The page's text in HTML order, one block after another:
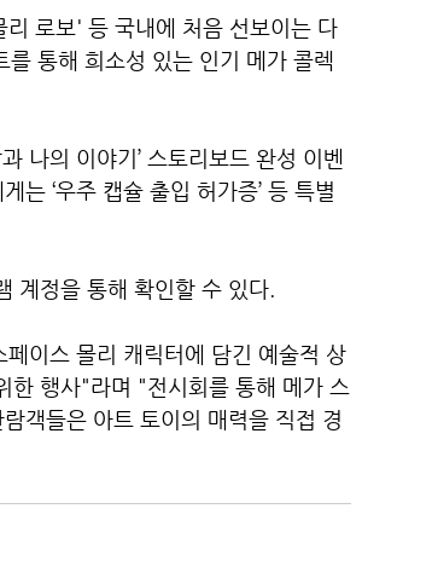
로보' 등 국내에 처음 선보이는 다
통해 희소성 있는 인기 메가 콜렉
나의 이야기’ 스토리보드 완성 이벤
는 ‘우주 캡슐 출입 허가증’ 등 특별
계정을 통해 확인할 수 있다.
이스 몰리 캐릭터에 담긴 예술적 상
행사"라며 "전시회를 통해 메가 스
객들은 아트 토이의 매력을 직접 경